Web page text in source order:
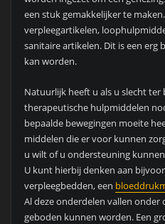
een stuk gemakkelijker te
verpleegartikelen,
sanitaire artikelen. Dit is een erg
kan worden.
Natuurlijk heeft u als u slecht
therapeutische hulpmiddelen
bepaalde bewegingen moeite
middelen die er voor kunnen
u wilt of u ondersteuning
U kunt hierbij denken aan
verpleegbedden, een
Al deze onderdelen vallen
geboden kunnen worden. Een